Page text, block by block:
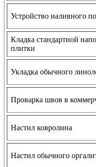
Устройство наливного
Кладка стандартной
плитки
Укладка обычного
Проварка швов в
Настил ковролина
Настил обычного